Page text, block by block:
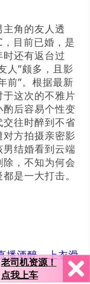
角的友人透
目前已婚，是
还有返台过
人”颇多，且影
前”。根据最新
这次的不雅片
后容易个性变
往时醉到不省
方拍摄亲密影
结婚看到云端
，不知为何会
是一大打击。
播酒醉，上衣滑
老司机资源！
点我上车